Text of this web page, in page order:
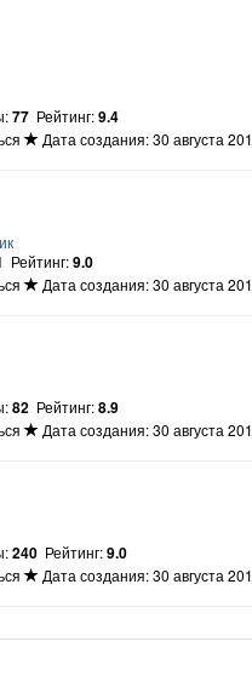
77 Рейтинг:9.4
Дата создания: 30 августа
Рейтинг:9.0
Дата создания: 30 августа
82 Рейтинг:8.9
Дата создания: 30 августа
240 Рейтинг:9.0
Дата создания: 30 августа